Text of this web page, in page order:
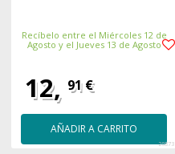
Recíbelo entre el Miércoles 12 de
Agosto y el Jueves 13 de Agosto
12, 91 €
AÑADIR A CARRITO
26873